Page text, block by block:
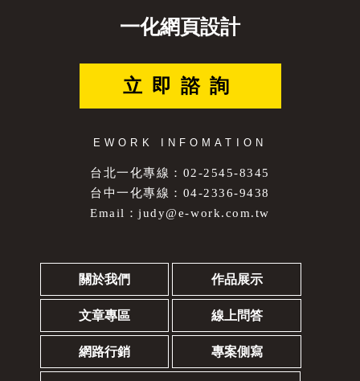
一化網頁設計
立即諮詢
EWORK INFOMATION
台北一化專線：02-2545-8345
台中一化專線：04-2336-9438
Email：judy@e-work.com.tw
關於我們 作品展示
文章專區 線上問答
網路行銷 專案側寫